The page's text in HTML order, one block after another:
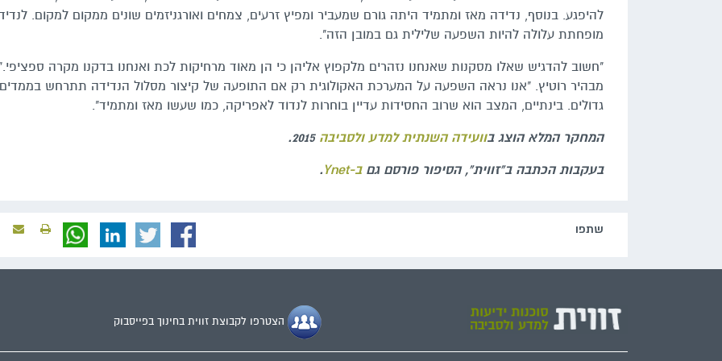
להיפגע. בנוסף, נדידה מאז ומתמיד היתה גורם שמעביר ומפיץ זרעים, צמחים ואורגניזמים שונים ממקום למקום.
מופחתת עלולה להיות השפעה שלילית גם במובן הזה".
"חשוב להדגיש שאלו מסקנות שאנחנו נזהרים מלקפוץ אליהן כי הן מאוד מרחיקות לכת ואנחנו בדקנו מקרה
מבהיר רוטיץ. "אנו נראה השפעה על המערכת האקולוגית רק אם התופעה של קיצור מסלול הנדידה תתרחש בממדים
גדולים. בינתיים, המצב הוא שרוב החסידות עדיין בוחרות לנדוד לאפריקה, כמו שעשו מאז ומתמיד".
המחקר המלא הוצג בוועידה השנתית למדע ולסביבה 2015.
בעקבות הכתבה ב"זווית", הסיפור פורסם גםב-Ynet .
שתפו‬
הצטרפו לקבוצת זווית בחינוך בפייסבוק